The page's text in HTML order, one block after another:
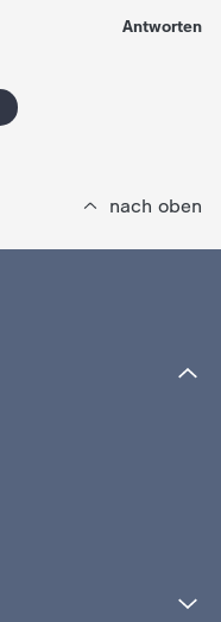
Antworten
nach oben